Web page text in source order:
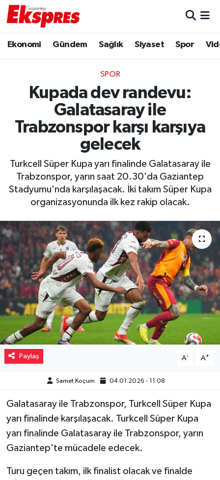
Ekonomi Gündem Sağlık Siyaset Spor
SPOR
Kupada dev randevu:
Galatasaray ile
Trabzonspor karşı karşıya
gelecek
Turkcell Süper Kupa yarı finalinde Galatasaray ile
Trabzonspor, yarın saat 20.30'da Gaziantep
Stadyumu'nda karşılaşacak. İki takım Süper Kupa
organizasyonunda ilk kez rakip olacak.
Paylaş A- A+
Samet Koçum 04.01.2026 - 11:08
Galatasaray ile Trabzonspor, Turkcell Süper Kupa
yarı finalinde karşılaşacak. Turkcell Süper Kupa
yarı finalinde Galatasaray ile Trabzonspor, yarın
Gaziantep'te mücadele edecek.
Turu geçen takım, ilk finalist olacak ve finalde
Ekonomi
Gaziantep son dakika
Haberler
Kültür Sanat
Müzik
Piyasa
Resmi İlanlar
Sağlık
Sinemalar
Siyaset
Türkiye
Trafik Durumu
Puan Durumu ve Fikstür
Tüm Manşetler
Son Dakika Haberleri
Haber Arşivi